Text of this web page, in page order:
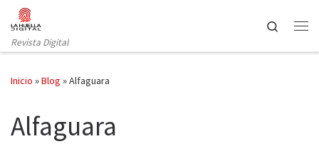
Saltar al contenido
Revista Digital
Search
Inicio »Blog »Alfaguara
Alfaguara